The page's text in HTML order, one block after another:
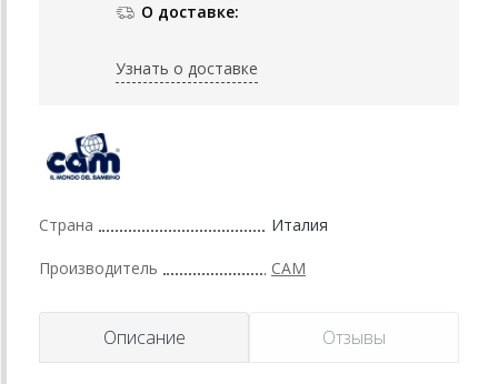
О доставке:
Узнать о доставке
Страна Италия
Производитель CAM
Описание Отзывы